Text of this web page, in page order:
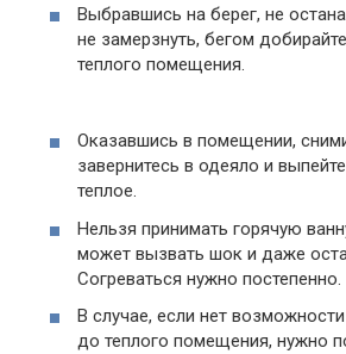
Выбравшись на берег, не
не замерзнуть, бегом
теплого помещения.
Оказавшись в помещении,
завернитесь в одеяло и
теплое.
Нельзя принимать горячую
может вызвать шок и даже
Согреваться нужно постепенно.
В случае, если нет
до теплого помещения, нужно